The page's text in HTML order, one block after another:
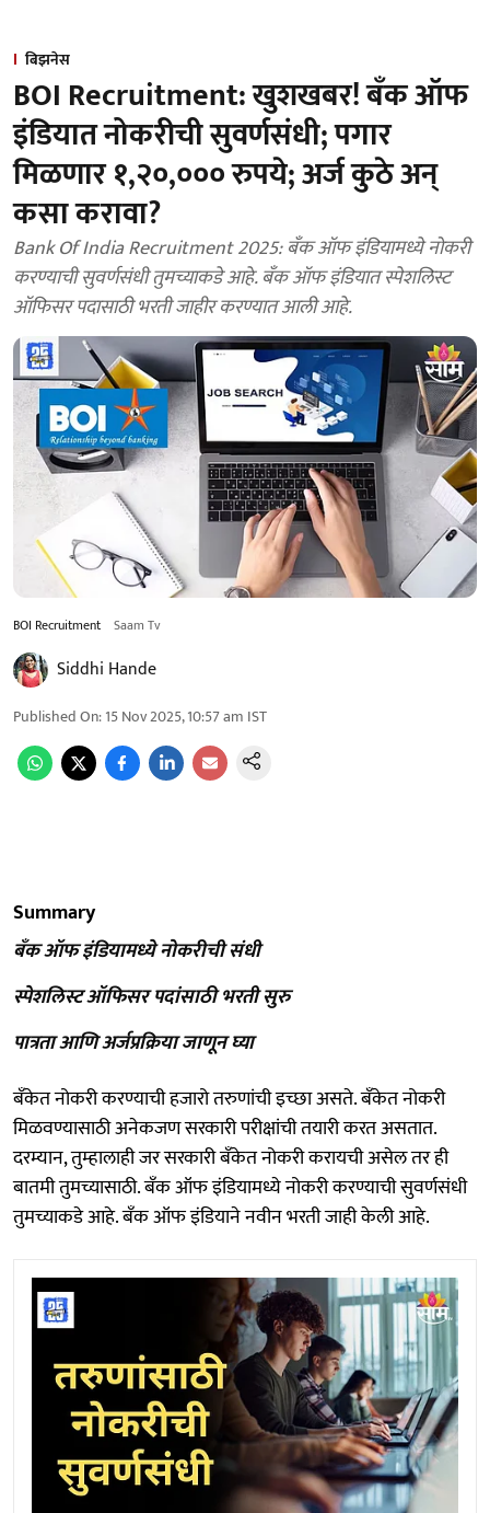
बिझनेस
BOI Recruitment: खुशखबर! बँक ऑफ
इंडियात नोकरीची सुवर्णसंधी; पगार
मिळणार १,२०,००० रुपये; अर्ज कुठे अन्
कसा करावा?
Bank Of India Recruitment 2025: बँक ऑफ इंडियामध्ये नोकरी
करण्याची सुवर्णसंधी तुमच्याकडे आहे. बँक ऑफ इंडियात स्पेशलिस्ट
ऑफिसर पदासाठी भरती जाहीर करण्यात आली आहे.
BOI Recruitment Saam Tv
Siddhi Hande
Published On:15 Nov 2025, 10:57 am IST
Summary
बँक ऑफ इंडियामध्ये नोकरीची संधी
स्पेशलिस्ट ऑफिसर पदांसाठी भरती सुरु
पात्रता आणि अर्जप्रक्रिया जाणून घ्या
बँकेत नोकरी करण्याची हजारो तरुणांची इच्छा असते. बँकेत नोकरी
मिळवण्यासाठी अनेकजण सरकारी परीक्षांची तयारी करत असतात.
दरम्यान, तुम्हालाही जर सरकारी बँकेत नोकरी करायची असेल तर ही
बातमी तुमच्यासाठी. बँक ऑफ इंडियामध्ये नोकरी करण्याची सुवर्णसंधी
तुमच्याकडे आहे. बँक ऑफ इंडियाने नवीन भरती जाही केली आहे.